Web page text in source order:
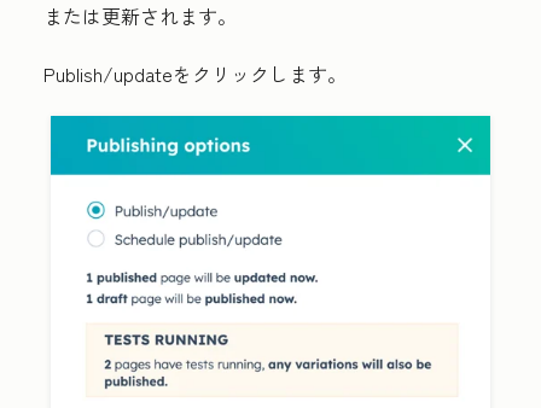
または更新されます。
Publish/updateをクリックします。